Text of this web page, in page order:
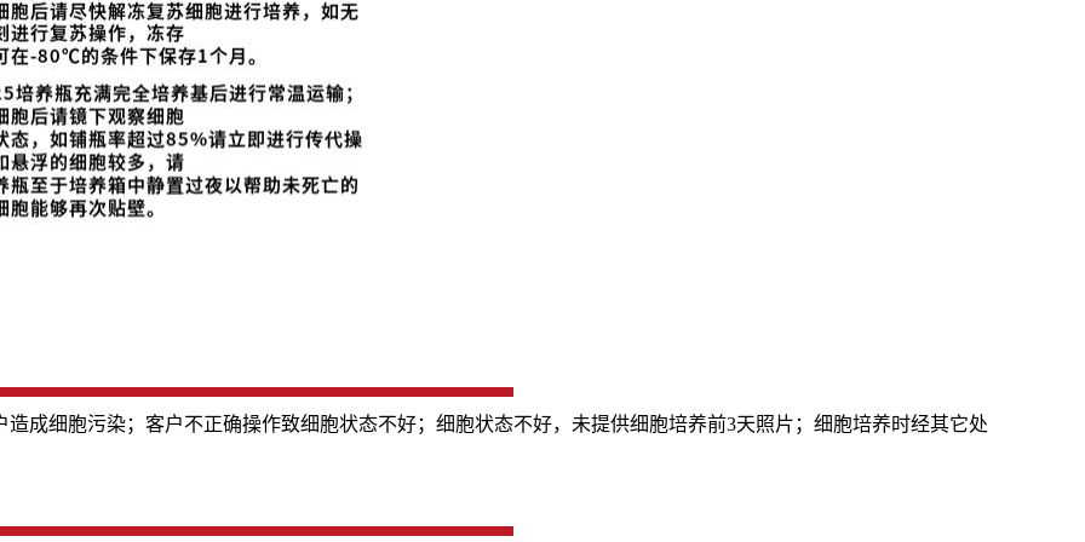
成细胞污染；客户不正确操作致细胞状态不好；细胞状态不好，未提供细胞培养前3天照片；细胞培养时经其它处